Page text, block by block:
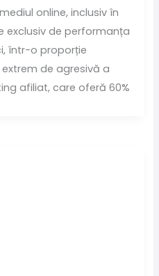
online, inclusiv în
exclusiv de performanța
într-o proporție
de agresivă a
afiliat, care oferă 60%